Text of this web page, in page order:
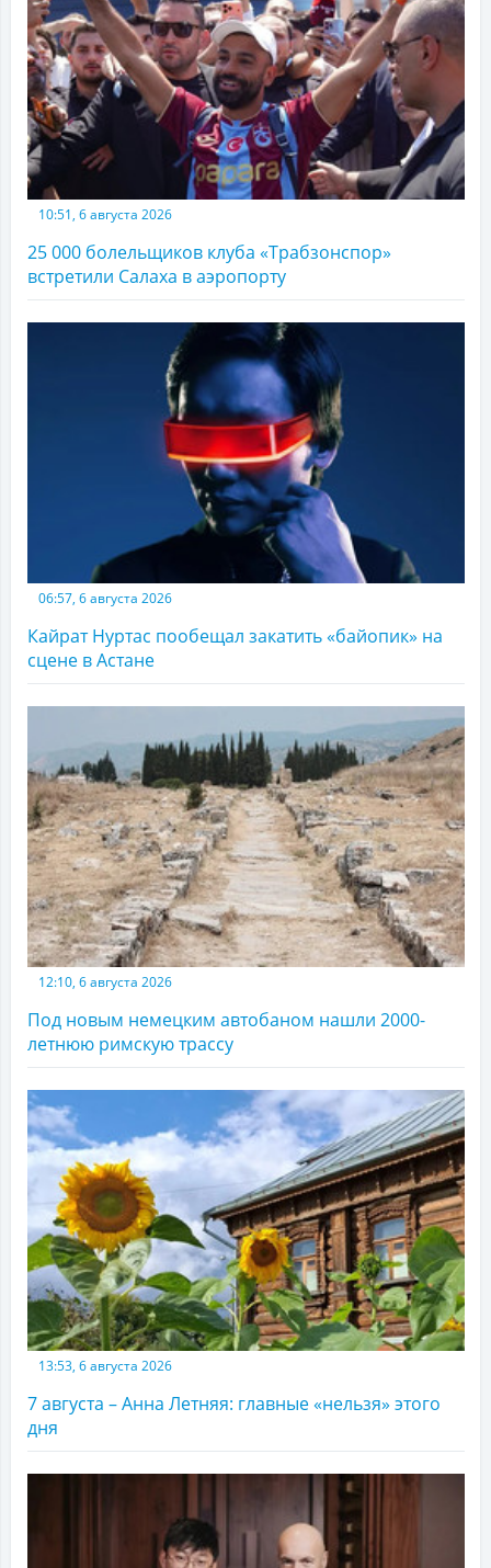
10:51, 6 августа 2026
25 000 болельщиков клуба «Трабзонспор»
встретили Салаха в аэропорту
06:57, 6 августа 2026
Кайрат Нуртас пообещал закатить «байопик» на
сцене в Астане
12:10, 6 августа 2026
Под новым немецким автобаном нашли 2000-
летнюю римскую трассу
13:53, 6 августа 2026
7 августа – Анна Летняя: главные «нельзя» этого
дня